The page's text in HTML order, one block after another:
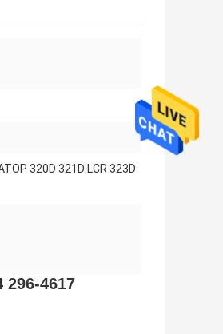
320D 321D LCR 323D
296-4617